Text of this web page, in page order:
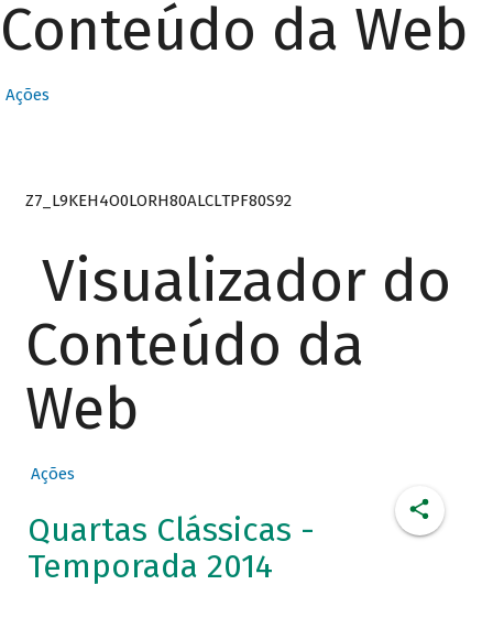
Conteúdo da Web
Ações
Z7_L9KEH4O0LORH80ALCLTPF80S92
Visualizador do
Conteúdo da
Web
Ações
Quartas Clássicas -
Temporada 2014